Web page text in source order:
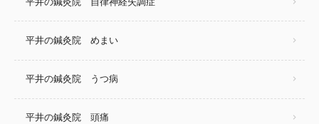
平井の鍼灸院 めまい
平井の鍼灸院 うつ病
平井の鍼灸院 頭痛